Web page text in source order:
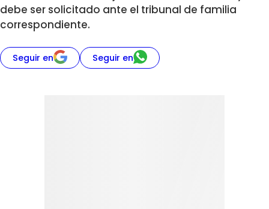
debe ser solicitado ante el tribunal de familia
correspondiente.
Seguir en Seguir en